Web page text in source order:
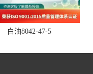
白油8042-47-5